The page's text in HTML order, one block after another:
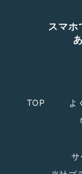
スマホ
TOP よ
サ